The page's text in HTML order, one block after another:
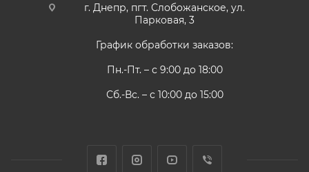
г. Днепр, пгт. Слобожанское, ул.
Парковая, 3
График обработки заказов:
Пн.-Пт. – с 9:00 до 18:00
Сб.-Вс. – с 10:00 до 15:00